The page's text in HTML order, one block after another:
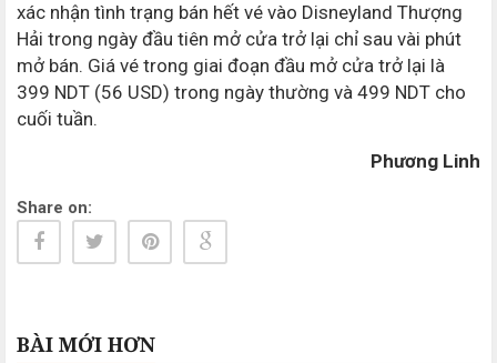
xác nhận tình trạng bán hết vé vào Disneyland Thượng
Hải trong ngày đầu tiên mở cửa trở lại chỉ sau vài phút
mở bán. Giá vé trong giai đoạn đầu mở cửa trở lại là
399 NDT (56 USD) trong ngày thường và 499 NDT cho
cuối tuần.
Phương Linh
Share on:
BÀI MỚI HƠN